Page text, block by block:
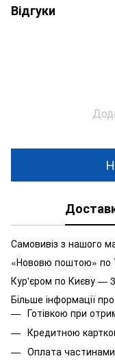
Відгуки
Самовивіз з нашого
«Нововю поштою» по
Кур'єром по Києву —
Більше інформації
Готівкою при
Кредитною
Оплата